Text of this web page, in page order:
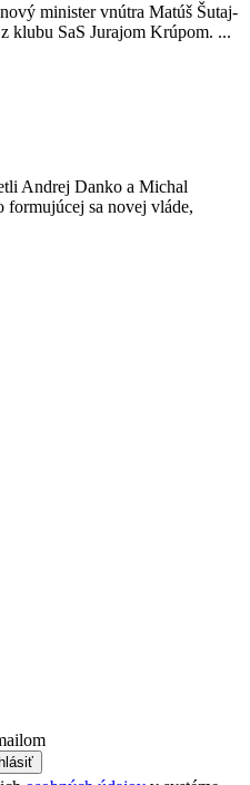
minister vnútra Matúš Šutaj-
klubu SaS Jurajom Krúpom. ...
Andrej Danko a Michal
sa novej vláde,